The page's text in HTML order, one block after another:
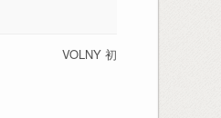
VOLNY 初